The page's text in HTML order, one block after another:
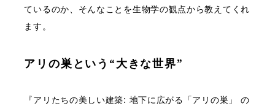
ているのか、そんなことを生物学の観点から教えてくれ
ます。
アリの巣という“大きな世界”
『アリたちの美しい建築: 地下に広がる「アリの巣」 の